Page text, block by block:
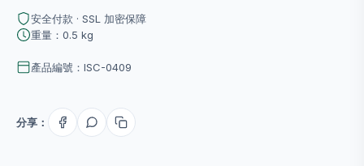
安全付款 · SSL 加密保障
重量：0.5 kg
產品編號：ISC-0409
分享：